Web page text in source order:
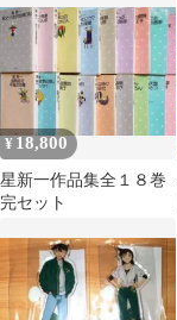
¥ 18,800
星新一作品集全１８巻
完セット